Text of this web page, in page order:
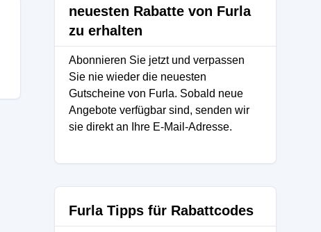
neuesten Rabatte von Furla
zu erhalten
Abonnieren Sie jetzt und verpassen
Sie nie wieder die neuesten
Gutscheine von Furla. Sobald neue
Angebote verfügbar sind, senden wir
sie direkt an Ihre E-Mail-Adresse.
Furla Tipps für Rabattcodes